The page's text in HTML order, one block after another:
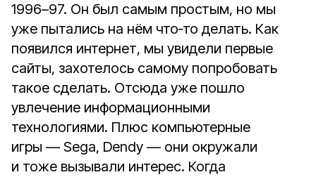
1996–97. Он был самым простым, но мы
уже пытались на нём что‑то делать. Как
появился интернет, мы увидели первые
сайты, захотелось самому попробовать
такое сделать. Отсюда уже пошло
увлечение информационными
технологиями. Плюс компьютерные
игры — Sega, Dendy — они окружали
и тоже вызывали интерес. Когда